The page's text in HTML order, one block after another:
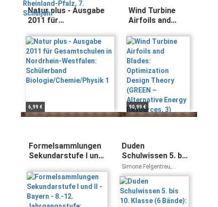
Natur plus - Ausgabe
2011 für
Nordrhein-Westfalen:
Schülerband
Biologie/Chemie/Physik
1
6,99 €
Wind Turbine
Airfoils and
Optimization
Design Theory
(GREEN –
Alternative
Energy
Resources, 3)
90,99 €
Formelsammlungen
Sekundarstufe I und
Jahrgangsstufe:
Mathematik -
Naturwissenschaften
(Neuausgabe) -
Duden
Schulwissen 5. bis
10. Klasse (6
Bände): Alle
wichtigen
Unterrichtsinhalte
– kompakt und
Simone Felgentreu,
Kirsten Thietz, Thomas
Numrich, Gerald Lindner,
Detlef Langermann, Anja
Huster, Anne-Cathrin